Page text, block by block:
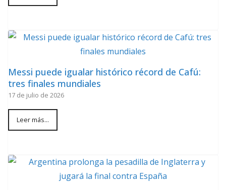
Messi puede igualar histórico récord de Cafú:
tres finales mundiales
17 de julio de 2026
Leer más...